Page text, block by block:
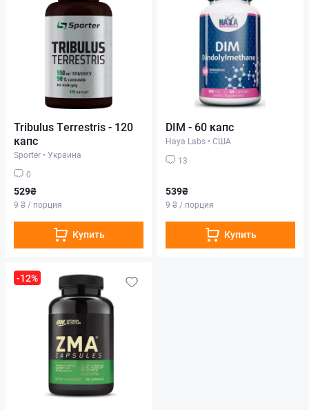
Tribulus Terrestris - 120
капс
Sporter • Украина
0
529₴
9 ₴ / порция
Купить
DIM - 60 капс
Haya Labs • США
13
539₴
9 ₴ / порция
Купить
-12%